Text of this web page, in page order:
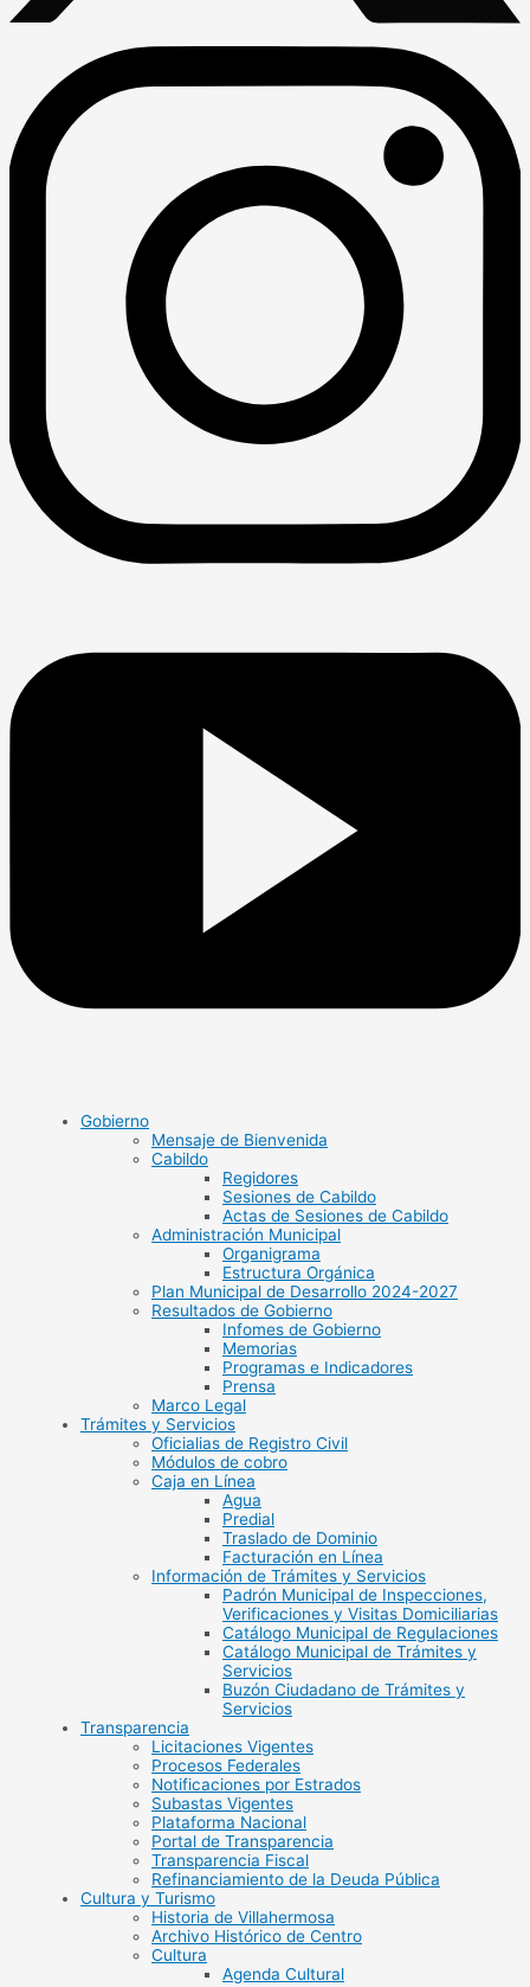
Gobierno
Mensaje de Bienvenida
Cabildo
Regidores
Sesiones de Cabildo
Actas de Sesiones de Cabildo
Administración Municipal
Organigrama
Estructura Orgánica
Plan Municipal de Desarrollo 2024-2027
Resultados de Gobierno
Infomes de Gobierno
Memorias
Programas e Indicadores
Prensa
Marco Legal
Trámites y Servicios
Oficialias de Registro Civil
Módulos de cobro
Caja en Línea
Agua
Predial
Traslado de Dominio
Facturación en Línea
Información de Trámites y Servicios
Padrón Municipal de Inspecciones,
Verificaciones y Visitas Domiciliarias
Catálogo Municipal de Regulaciones
Catálogo Municipal de Trámites y
Servicios
Buzón Ciudadano de Trámites y
Servicios
Transparencia
Licitaciones Vigentes
Procesos Federales
Notificaciones por Estrados
Subastas Vigentes
Plataforma Nacional
Portal de Transparencia
Transparencia Fiscal
Refinanciamiento de la Deuda Pública
Cultura y Turismo
Historia de Villahermosa
Archivo Histórico de Centro
Cultura
Agenda Cultural